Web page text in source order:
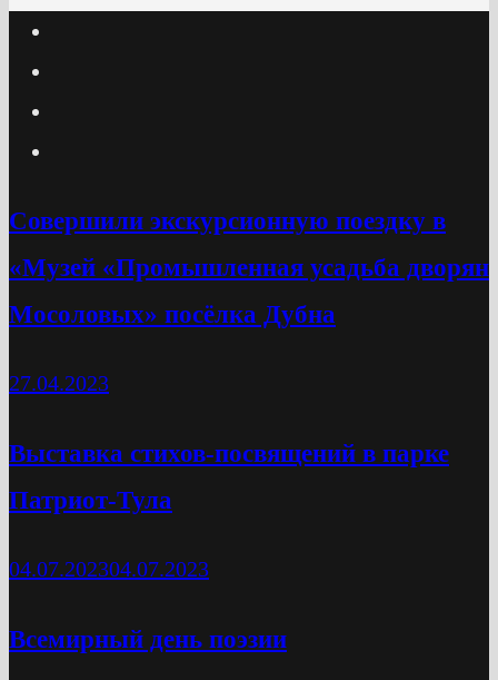
Cовершили экскурсионную поездку в
«Музей «Промышленная усадьба дворян
Мосоловых» посёлка Дубна
27.04.2023
Выставка стихов-посвящений в парке
Патриот-Тула
04.07.202304.07.2023
Всемирный день поэзии